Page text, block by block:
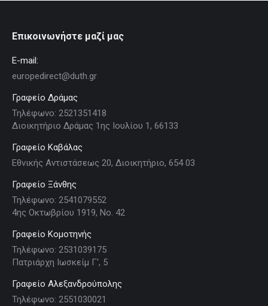
Επικοινωνήστε μαζί μας
E-mail:
europedirect@duth.gr
Γραφείο Δράμας
Τηλέφωνο: 2521351418
Διοικητήριο Δράμας 1ης Ιουλίου 1, 66133
Γραφείο Καβάλας
Εθνικής Αντιστάσεως 20, Διοικητήριο, 654 03
Γραφείο Ξάνθης
Τηλέφωνο: 2541079552
4ης Οκτωβρίου 1919, Νο. 42
Γραφείο Κομοτηνής
Τηλέφωνο: 2531039175
Πατριάρχη Ιωσκείμ Γ', 5
Γραφείο Αλεξανδρούπολης
Τηλέφωνο: 2551030021